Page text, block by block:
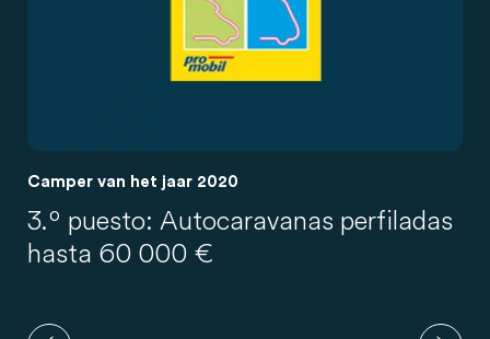
Camper van het jaar 2020
3.º puesto: Autocaravanas perfiladas
hasta 60 000 €